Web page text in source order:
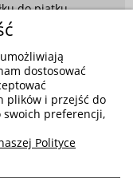
do piątku
Targ
Biała
dostosować
plików i przejść do
swoich preferencji,
Polityce